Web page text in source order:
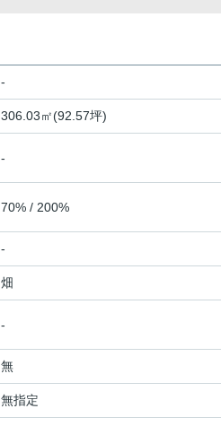
-
306.03㎡(92.57坪)
-
70% / 200%
-
畑
-
無
無指定